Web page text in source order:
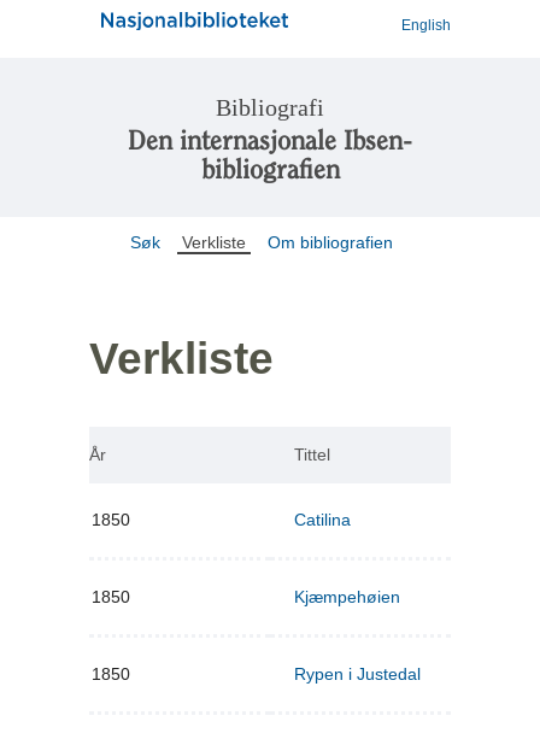
English
Bibliografi
Den internasjonale Ibsen-
bibliografien
Søk Verkliste Om bibliografien
Verkliste
År Tittel
1850 Catilina
1850 Kjæmpehøien
1850 Rypen i Justedal